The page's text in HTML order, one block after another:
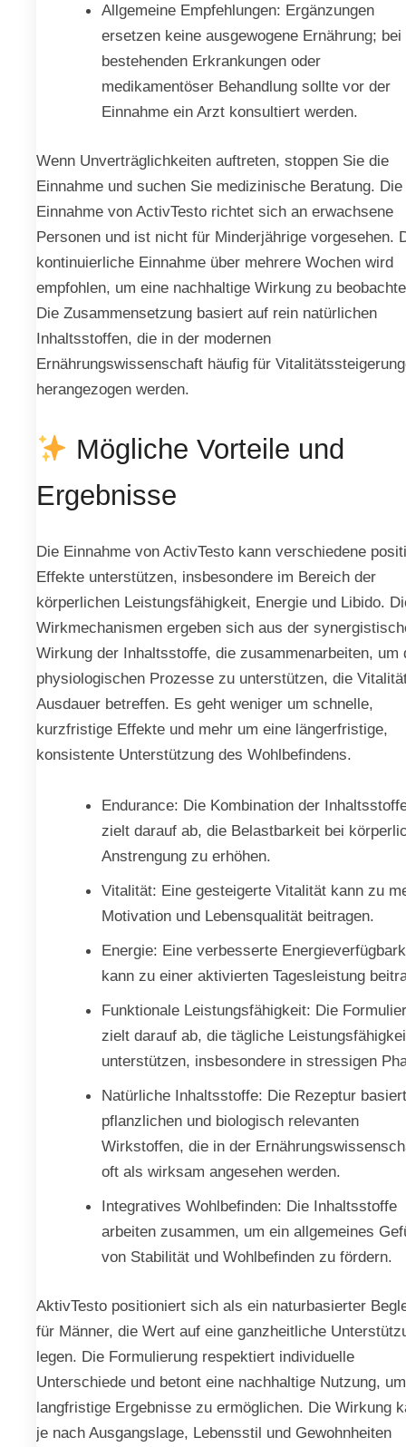
Allgemeine Empfehlungen: Ergänzungen
ersetzen keine ausgewogene Ernährung; bei
bestehenden Erkrankungen oder
medikamentöser Behandlung sollte vor der
Einnahme ein Arzt konsultiert werden.
Wenn Unverträglichkeiten auftreten, stoppen Sie die
Einnahme und suchen Sie medizinische Beratung. Die
Einnahme von ActivTesto richtet sich an erwachsene
Personen und ist nicht für Minderjährige vorgesehen.
kontinuierliche Einnahme über mehrere Wochen wird
empfohlen, um eine nachhaltige Wirkung zu
Die Zusammensetzung basiert auf rein natürlichen
Inhaltsstoffen, die in der modernen
Ernährungswissenschaft häufig für
herangezogen werden.
Mögliche Vorteile und
Ergebnisse
Die Einnahme von ActivTesto kann verschiedene
Effekte unterstützen, insbesondere im Bereich der
körperlichen Leistungsfähigkeit, Energie und Libido.
Wirkmechanismen ergeben sich aus der
Wirkung der Inhaltsstoffe, die zusammenarbeiten, um
physiologischen Prozesse zu unterstützen, die
Ausdauer betreffen. Es geht weniger um schnelle,
kurzfristige Effekte und mehr um eine längerfristige,
konsistente Unterstützung des Wohlbefindens.
Endurance: Die Kombination der
zielt darauf ab, die Belastbarkeit bei
Anstrengung zu erhöhen.
Vitalität: Eine gesteigerte Vitalität kann zu
Motivation und Lebensqualität beitragen.
Energie: Eine verbesserte
kann zu einer aktivierten Tagesleistung
Funktionale Leistungsfähigkeit: Die
zielt darauf ab, die tägliche
unterstützen, insbesondere in stressigen
Natürliche Inhaltsstoffe: Die Rezeptur
pflanzlichen und biologisch relevanten
Wirkstoffen, die in der
oft als wirksam angesehen werden.
Integratives Wohlbefinden: Die Inhaltsstoffe
arbeiten zusammen, um ein allgemeines
von Stabilität und Wohlbefinden zu fördern.
AktivTesto positioniert sich als ein naturbasierter
für Männer, die Wert auf eine ganzheitliche
legen. Die Formulierung respektiert individuelle
Unterschiede und betont eine nachhaltige Nutzung, um
langfristige Ergebnisse zu ermöglichen. Die Wirkung
je nach Ausgangslage, Lebensstil und Gewohnheiten